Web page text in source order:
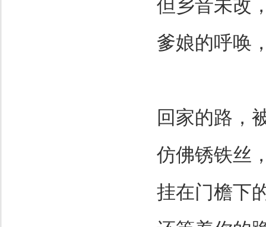
但乡音未改
爹娘的呼唤
回家的路，
仿佛锈铁丝
挂在门檐下